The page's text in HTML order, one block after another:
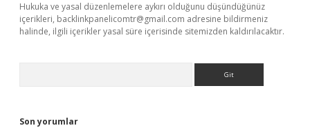
Hukuka ve yasal düzenlemelere aykırı olduğunu düşündüğünüz
içerikleri, backlinkpanelicomtr@gmail.com adresine bildirmeniz
halinde, ilgili içerikler yasal süre içerisinde sitemizden kaldırılacaktır.
Son yorumlar